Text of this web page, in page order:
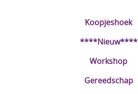
Papier - karton - enveloppen
Koopjeshoek
****Nieuw****
Workshop
Gereedschap